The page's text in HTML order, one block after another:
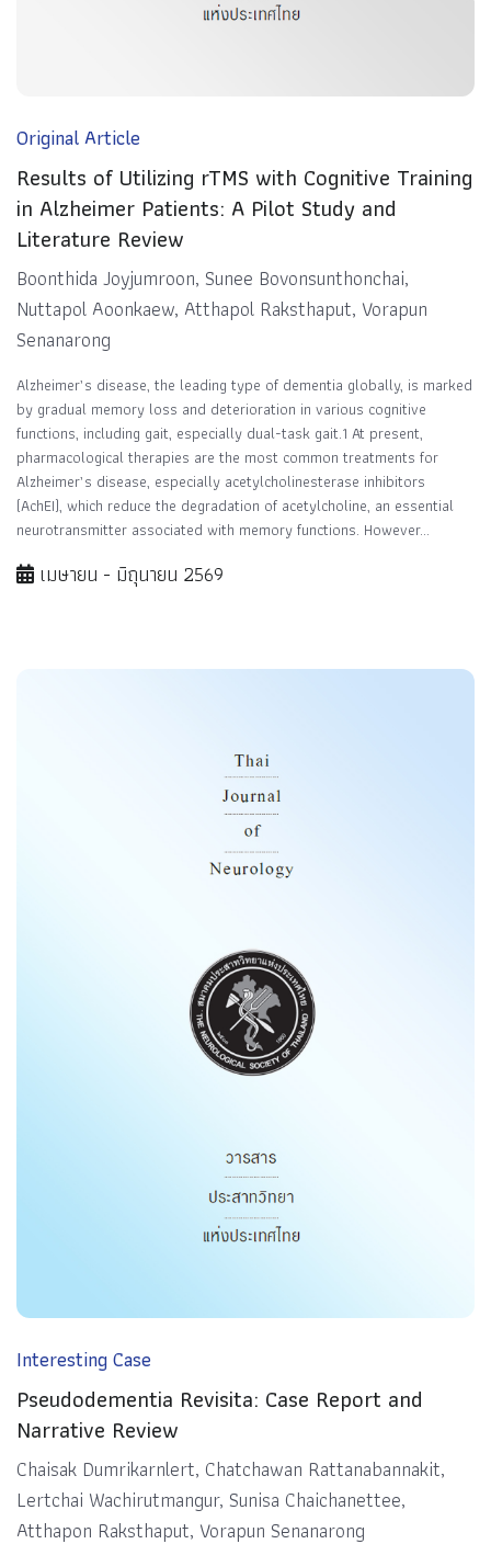
Original Article
Results of Utilizing rTMS with Cognitive Training
in Alzheimer Patients: A Pilot Study and
Literature Review
Boonthida Joyjumroon, Sunee Bovonsunthonchai,
Nuttapol Aoonkaew, Atthapol Raksthaput, Vorapun
Senanarong
Alzheimer’s disease, the leading type of dementia globally, is marked
by gradual memory loss and deterioration in various cognitive
functions, including gait, especially dual-task gait.1 At present,
pharmacological therapies are the most common treatments for
Alzheimer’s disease, especially acetylcholinesterase inhibitors
(AchEI), which reduce the degradation of acetylcholine, an essential
neurotransmitter associated with memory functions. However...
เมษายน - มิถุนายน 2569
Interesting Case
Pseudodementia Revisita: Case Report and
Narrative Review
Chaisak Dumrikarnlert, Chatchawan Rattanabannakit,
Lertchai Wachirutmangur, Sunisa Chaichanettee,
Atthapon Raksthaput, Vorapun Senanarong